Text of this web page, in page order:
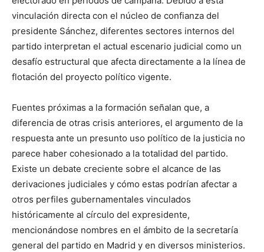
vinculación directa con el núcleo de confianza del
presidente Sánchez, diferentes sectores internos del
partido interpretan el actual escenario judicial como un
desafío estructural que afecta directamente a la línea de
flotación del proyecto político vigente.
Fuentes próximas a la formación señalan que, a
diferencia de otras crisis anteriores, el argumento de la
respuesta ante un presunto uso político de la justicia no
parece haber cohesionado a la totalidad del partido.
Existe un debate creciente sobre el alcance de las
derivaciones judiciales y cómo estas podrían afectar a
otros perfiles gubernamentales vinculados
históricamente al círculo del expresidente,
mencionándose nombres en el ámbito de la secretaría
general del partido en Madrid y en diversos ministerios.